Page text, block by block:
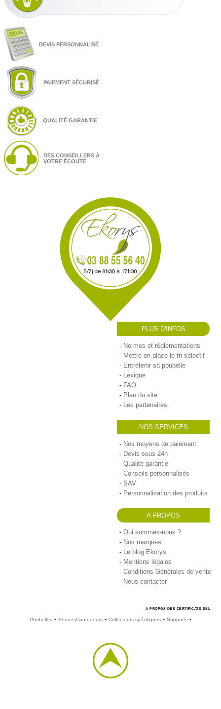
DEVIS PERSONNALISÉ
PAIEMENT SÉCURISÉ
QUALITÉ GARANTIE
DES CONSEILLERS À
VOTRE ÉCOUTE
PLUS D'INFOS
Normes et réglementations
Mettre en place le tri sélectif
Entretenir sa poubelle
Lexique
FAQ
Plan du site
Les partenaires
NOS SERVICES
Nos moyens de paiement
Devis sous 24h
Qualité garantie
Conseils personnalisés
SAV
Personnalisation des produits
A PROPOS
Qui sommes-nous ?
Nos marques
Le blog Ekorys
Mentions légales
Conditions Générales de vente
Nous contacter
A PROPOS DES CERTIFICATS SSL
Poubelles - BennesConteneurs - Collecteurs spécifiques - Supports -